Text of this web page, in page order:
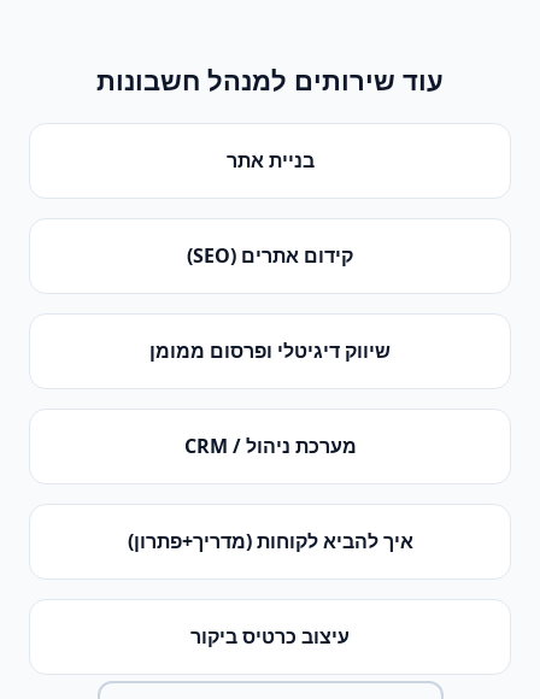
עוד שירותים למנהל חשבונות
בניית אתר
קידום אתרים (SEO)
שיווק דיגיטלי ופרסום ממומן
מערכת ניהול / CRM
איך להביא לקוחות (מדריך+פתרון)
עיצוב כרטיס ביקור